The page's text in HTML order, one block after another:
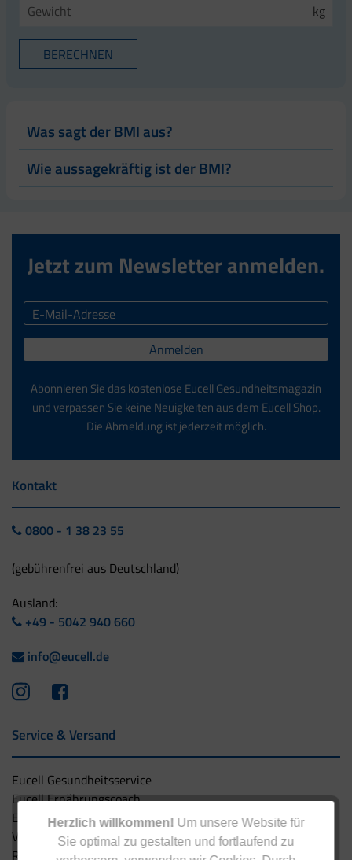
Herzlich willkommen! Um unsere Website für
Sie optimal zu gestalten und fortlaufend zu
kg
Was sagt der BMI aus?
Wie aussagekräftig ist der BMI?
Jetzt zum Newsletter anmelden.
Anmelden
Abonnieren Sie das kostenlose Eucell Gesundheitsmagazin
und verpassen Sie keine Neuigkeiten aus dem Eucell Shop.
Die Abmeldung ist jederzeit möglich.
Kontakt
0800 - 1 38 23 55
(gebührenfrei aus Deutschland)
Ausland:
+49 - 5042 940 660
info@eucell.de
Service & Versand
Eucell Gesundheitsservice
Eucell Ernährungscoach
Eucell Fitness Coach
Versandbedingungen
Rücksendung